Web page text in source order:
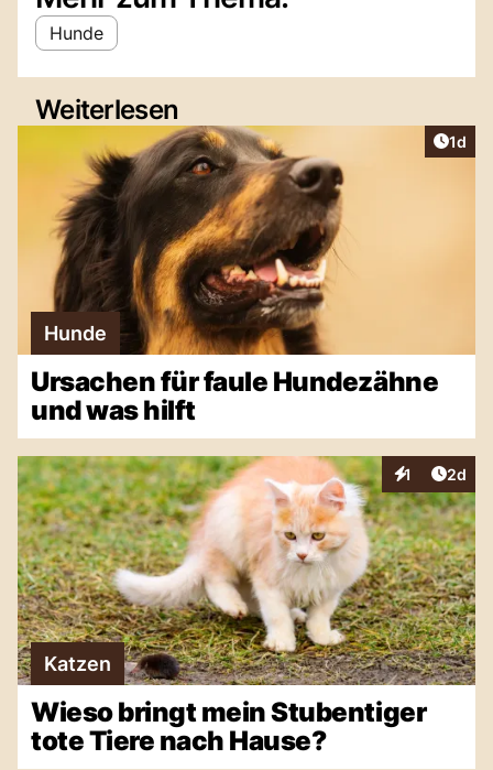
Hunde
Weiterlesen
1d
Hunde
Ursachen für faule Hundezähne
und was hilft
1
Interaktionen
2d
Katzen
Wieso bringt mein Stubentiger
tote Tiere nach Hause?